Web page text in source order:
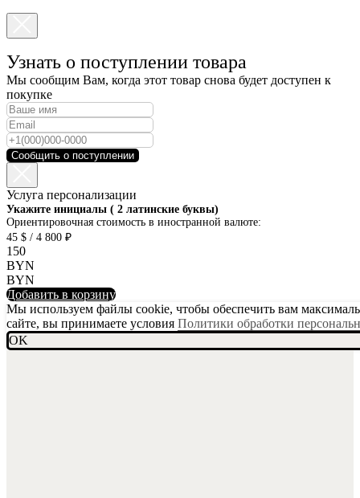
Узнать о поступлении товара
Мы сообщим Вам, когда этот товар снова будет доступен к
покупке
Сообщить о поступлении
Услуга персонализации
Укажите инициалы ( 2 латинские буквы)
Ориентировочная стоимость в иностранной валюте:
45 $ / 4 800 ₽
150
BYN
BYN
Добавить в корзину
Мы используем файлы cookie, чтобы обеспечить вам
сайте, вы принимаете условия Политики обработки
OK